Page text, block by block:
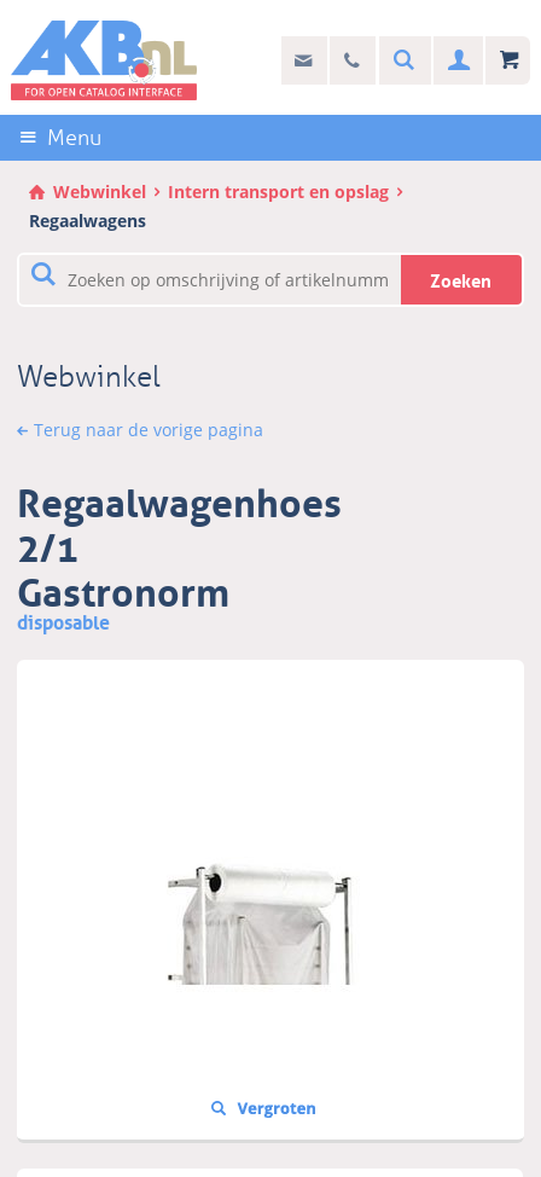
links
over
Direct
naar
de
inhoud
Direct
het
info@akb.nl
Stel uw vraag
030 69 50 814Search
Menu
Webwinkel
Intern transport en opslag
Regaalwagens
Zoeken
Webwinkel
Terug naar de vorige pagina
Regaalwagenhoes
2/1
Gastronorm
disposable